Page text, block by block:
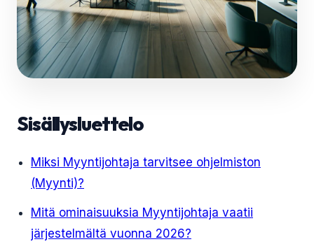
Sisällysluettelo
Miksi Myyntijohtaja tarvitsee ohjelmiston
(Myynti)?
Mitä ominaisuuksia Myyntijohtaja vaatii
järjestelmältä vuonna 2026?